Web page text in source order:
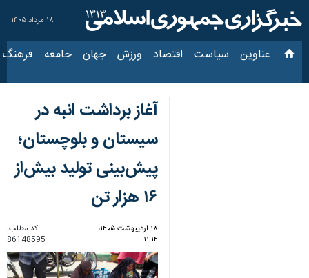
۱۸ مرداد ۱۴۰۵
عناوین‌ سیاست اقتصاد ورزش جهان جامعه فرهنگ
آغاز برداشت انبه در
سیستان و بلوچستان؛
پیش‌بینی تولید بیش‌از
۱۶ هزار تن
۱۸ اردیبهشت ۱۴۰۵،
۱۱:۱۴
کد مطلب:
86148595